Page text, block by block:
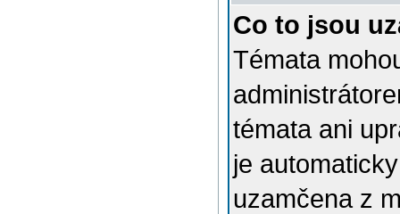
Co to jsou
Témata
témata ani
je
uzamčena z